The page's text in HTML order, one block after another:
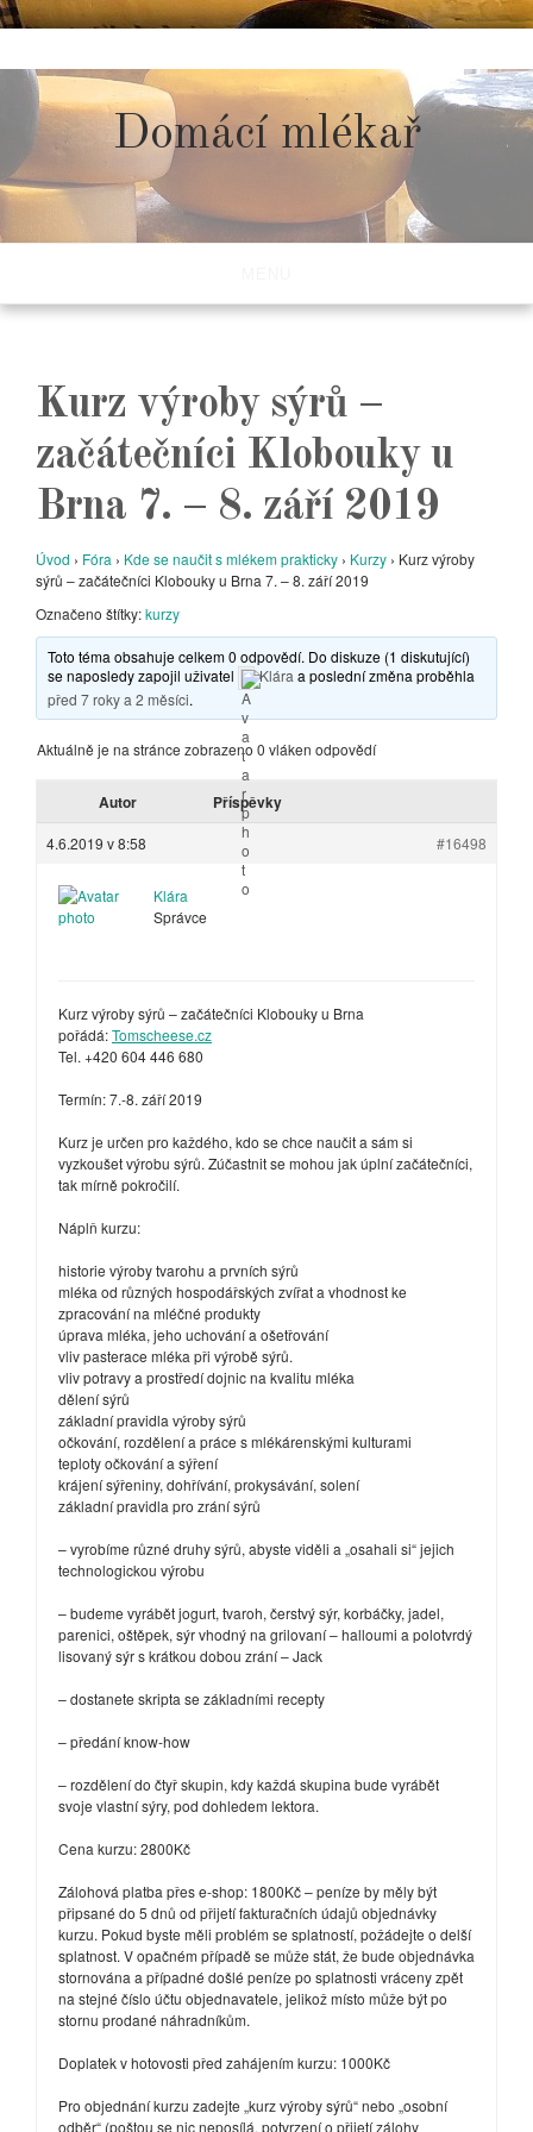
to
content
Domácí mlékař
Kurz výroby sýrů –
začátečníci Klobouky u
Brna 7. – 8. září 2019
Úvod › Fóra › Kde se naučit s mlékem prakticky › Kurzy › Kurz výroby
sýrů – začátečníci Klobouky u Brna 7. – 8. září 2019
Označeno štítky:kurzy
Toto téma obsahuje celkem 0 odpovědí. Do diskuze (1 diskutující)
se naposledy zapojil uživatel
Klára a poslední změna proběhla
před 7 roky a 2 měsíci.
Aktuálně je na stránce zobrazeno 0 vláken odpovědí
Autor Příspěvky
4.6.2019 v 8:58 #16498
Klára
Správce
Kurz výroby sýrů – začátečníci Klobouky u Brna
pořádá:Tomscheese.cz
Tel. +420 604 446 680
Termín: 7.-8. září 2019
Kurz je určen pro každého, kdo se chce naučit a sám si
vyzkoušet výrobu sýrů. Zúčastnit se mohou jak úplní začátečníci,
tak mírně pokročilí.
Náplň kurzu:
historie výroby tvarohu a prvních sýrů
mléka od různých hospodářských zvířat a vhodnost ke
zpracování na mléčné produkty
úprava mléka, jeho uchování a ošetřování
vliv pasterace mléka při výrobě sýrů.
vliv potravy a prostředí dojnic na kvalitu mléka
dělení sýrů
základní pravidla výroby sýrů
očkování, rozdělení a práce s mlékárenskými kulturami
teploty očkování a sýření
krájení sýřeniny, dohřívání, prokysávání, solení
základní pravidla pro zrání sýrů
– vyrobíme různé druhy sýrů, abyste viděli a „osahali si“ jejich
technologickou výrobu
– budeme vyrábět jogurt, tvaroh, čerstvý sýr, korbáčky, jadel,
parenici, oštěpek, sýr vhodný na grilovaní – halloumi a polotvrdý
lisovaný sýr s krátkou dobou zrání – Jack
– dostanete skripta se základními recepty
– předání know-how
– rozdělení do čtyř skupin, kdy každá skupina bude vyrábět
svoje vlastní sýry, pod dohledem lektora.
Cena kurzu: 2800Kč
Zálohová platba přes e-shop: 1800Kč – peníze by měly být
připsané do 5 dnů od přijetí fakturačních údajů objednávky
kurzu. Pokud byste měli problém se splatností, požádejte o delší
splatnost. V opačném případě se může stát, že bude objednávka
stornována a případné došlé peníze po splatnosti vráceny zpět
na stejné číslo účtu objednavatele, jelikož místo může být po
stornu prodané náhradníkům.
Doplatek v hotovosti před zahájením kurzu: 1000Kč
Pro objednání kurzu zadejte „kurz výroby sýrů“ nebo „osobní
odběr“ (poštou se nic neposílá, potvrzení o přijetí zálohy